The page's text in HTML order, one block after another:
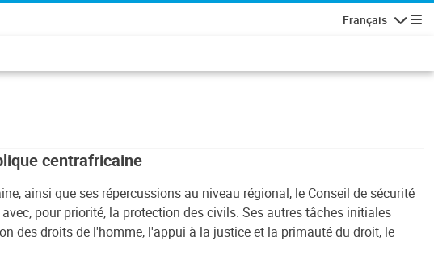
Français
centrafricaine
ainsi que ses répercussions au niveau régional, le Conseil de sécurité
pour priorité, la protection des civils. Ses autres tâches initiales
des droits de l'homme, l'appui à la justice et la primauté du droit, le